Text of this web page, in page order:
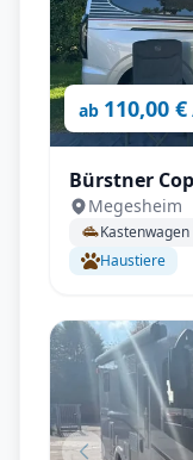
ab 110,00 €
Bürstner
Paket,
uvm.
Megesheim
Kastenwagen
Haustiere